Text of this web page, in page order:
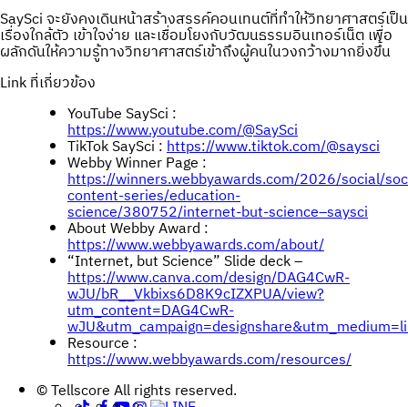
SaySci จะยังคงเดินหน้าสร้างสรรค์คอนเทนต์ที่ทำให้วิทยาศาสตร์เป็น
เรื่องใกล้ตัว เข้าใจง่าย และเชื่อมโยงกับวัฒนธรรมอินเทอร์เน็ต เพื่อ
ผลักดันให้ความรู้ทางวิทยาศาสตร์เข้าถึงผู้คนในวงกว้างมากยิ่งขึ้น
Link ที่เกี่ยวข้อง
YouTube SaySci :
https://www.youtube.com/@SaySci
TikTok SaySci :https://www.tiktok.com/@saysci
Webby Winner Page :
https://winners.webbyawards.com/2026/social/
content-series/education-
science/380752/internet-but-science–saysci
About Webby Award :
https://www.webbyawards.com/about/
“Internet, but Science” Slide deck –
https://www.canva.com/design/DAG4CwR-
wJU/bR__Vkbixs6D8K9cIZXPUA/view?
utm_content=DAG4CwR-
Resource :
https://www.webbyawards.com/resources/
Post© Tellscore All rights reserved.